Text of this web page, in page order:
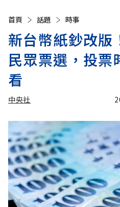
首頁 話題 時事
新台幣紙鈔改版
民眾票選，投票
看
中央社